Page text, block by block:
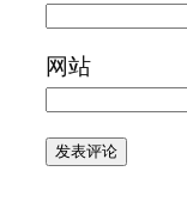
网站